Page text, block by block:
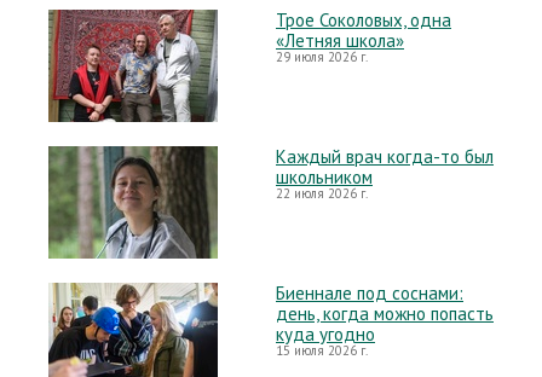
Трое Соколовых, одна
«Летняя школа»
29 июля 2026 г.
Каждый врач когда-то был
школьником
22 июля 2026 г.
Биеннале под соснами:
день, когда можно попасть
куда угодно
15 июля 2026 г.